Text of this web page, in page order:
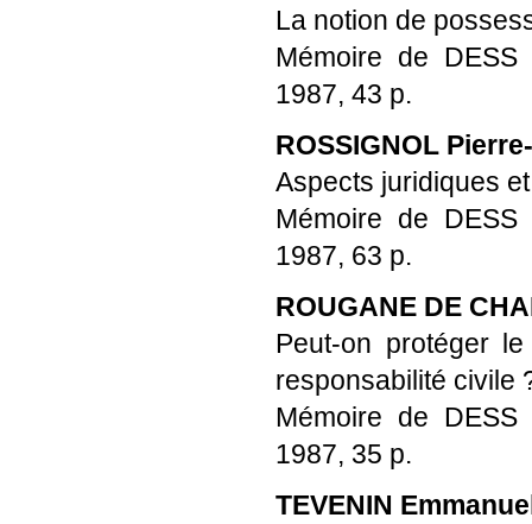
La notion de
Mémoire de DESS
1987, 43 p.
ROSSIGNOL
Aspects juridiques
Mémoire de DESS
1987, 63 p.
ROUGANE DE
Peut-on protéger
responsabilité civile
Mémoire de DESS
1987, 35 p.
TEVENIN